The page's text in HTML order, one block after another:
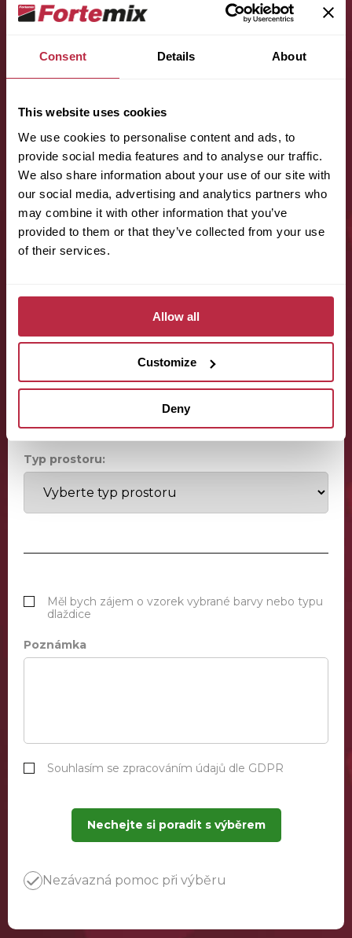
Consent Details About
This website uses cookies
We use cookies to personalise content and ads, to
provide social media features and to analyse our traffic.
We also share information about your use of our site with
our social media, advertising and analytics partners who
may combine it with other information that you’ve
provided to them or that they’ve collected from your use
of their services.
Allow all
Customize
Deny
Příjmení (povinné):
E-mail (povinné):
Odhadovaná plocha místnosti:
Typ prostoru:
Měl bych zájem o vzorek vybrané barvy nebo typu
dlaždice
Poznámka
Souhlasím se zpracováním údajů dle GDPR
Nechejte si poradit s výběrem
Nezávazná pomoc při výběru